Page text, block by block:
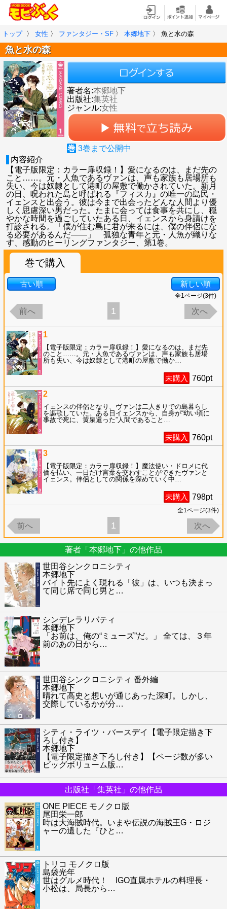
トップ 〉 女性 〉 ファンタジー・SF 〉 本郷地下 〉 魚と水の森
魚と水の森
著者名:本郷地下
出版社:集英社
ジャンル:女性
巻 3巻まで公開中
内容紹介
【電子版限定：カラー扉収録！】愛になるのは、まだ先の
こと……。元・人魚であるヴァンは、声も家族も居場所も
失い、今は奴隷として港町の屋敷で働かされていた。新月
の日、呪われた島と呼ばれる『フィスカ』の唯一の島民・
イェンスと出会う。彼は今まで出会ったどんな人間より優
しく思慮深い男だった。たまに会っては食事を共にし、穏
やかな時間を過ごしていたある日、イェンスから身請けを
打診される。「僕が住む島に君が来るには、僕の伴侶にな
る必要があるんだ――」 孤独な青年と元・人魚が織りな
す、感動のヒーリングファンタジー、第1巻。
巻で購入
古い順 新しい順
全1ページ(3件)
前へ 1 次へ
1
【電子版限定：カラー扉収録！】愛になるのは、まだ先
のこと……。元・人魚であるヴァンは、声も家族も居場
所も失い、今は奴隷として港町の屋敷で働か
未購入 760pt
2
イェンスの伴侶となり、ヴァンは二人きりでの島暮らし
を謳歌していた。ある日イェンスから、自身が“幼い頃に
事故で死に、黄泉還った”人間であること
未購入 760pt
3
【電子版限定：カラー扉収録！】魔法使い・ドロメに代
価を払い、一日だけ言葉を交わすことができたヴァンと
イェンス。伴侶としての関係を深めていく中
未購入 798pt
全1ページ(3件)
前へ 1 次へ
著者「本郷地下」の他作品
世田谷シンクロニシティ
本郷地下
バイト先によく現れる「彼」は、いつも決まっ
て同じ席で同じ男と …
シンデレラリバティ
本郷地下
「お前は、俺の“ミューズ”だ。」 全ては、３年
前のあの日から …
世田谷シンクロニシティ 番外編
本郷地下
晴れて高史と想いが通じあった深町。しかし、
交際しているかが分…
シティ・ライツ・バースデイ【電子限定描き下
ろし付き】
本郷地下
【電子限定描き下ろし付き】【ページ数が多い
ビッグボリューム版 …
出版社「集英社」の他作品
ONE PIECE モノクロ版
尾田栄一郎
時は大海賊時代。いまや伝説の海賊王G・ロジ
ャーの遺した『ひと …
トリコ モノクロ版
島袋光年
世はグルメ時代！ IGO直属ホテルの料理長・
小松は、局長から …